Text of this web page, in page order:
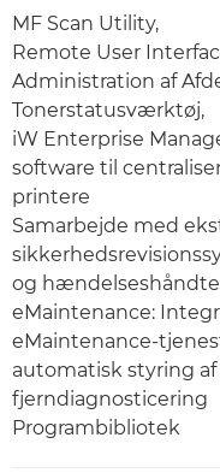
MF Scan Utility,
Remote User
Administration af
Tonerstatusværktøj,
iW Enterprise
software til
printere
Samarbejde med
og
eMaintenance:
eMaintenance-
automatisk styring
fjerndiagnosticering
Programbibliotek